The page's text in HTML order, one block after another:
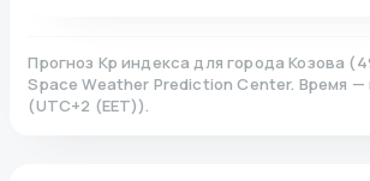
Прогноз Kp индекса для города Козова (
Space Weather Prediction Center. Время —
(UTC+2 (EET)).